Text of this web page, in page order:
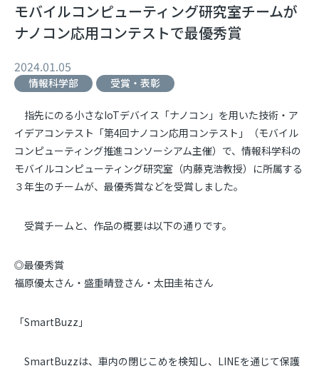
モバイルコンピューティング研究室チームが
ナノコン応用コンテストで最優秀賞
2024.01.05
情報科学部 受賞・表彰
指先にのる小さなIoTデバイス「ナノコン」を用いた技術・ア
イデアコンテスト「第4回ナノコン応用コンテスト」（モバイル
コンピューティング推進コンソーシアム主催）で、情報科学科の
モバイルコンピューティング研究室（内藤克浩教授）に所属する
３年生のチームが、最優秀賞などを受賞しました。
受賞チームと、作品の概要は以下の通りです。
◎最優秀賞
福原優太さん・盛重晴登さん・太田圭祐さん
「SmartBuzz」
SmartBuzzは、車内の閉じこめを検知し、LINEを通じて保護